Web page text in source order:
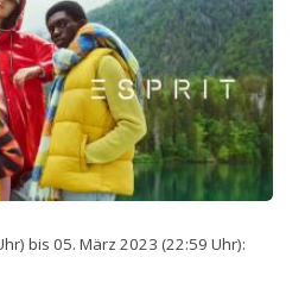
bis 05. März 2023 (22:59 Uhr):